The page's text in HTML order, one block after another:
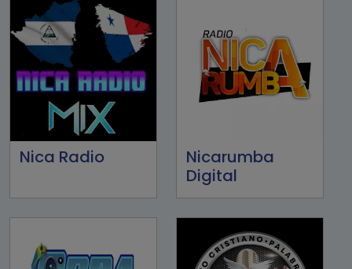
Nica Radio
Nicarumba
Digital